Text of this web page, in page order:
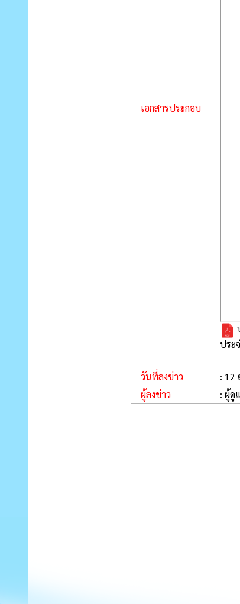
เอกสารประกอบ
ประ
วันที่ลงข่าว
: 12
ผู้ลงข่าว
: ผู้ดู